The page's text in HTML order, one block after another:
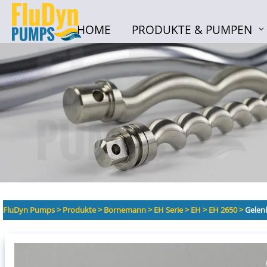
HOME PRODUKTE & PUMPEN
HOME PRODUKTE & PUMPEN
FluDyn Pumps>Produkte>Bornemann>EH Serie>EH >EH 2650>